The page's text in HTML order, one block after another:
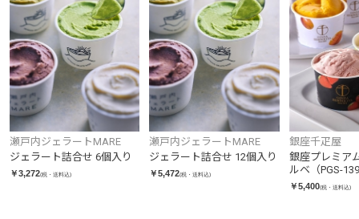
瀬戸内ジェラートMARE
ジェラート詰合せ 6個入り
￥3,272(税・送料込)
瀬戸内ジェラートMARE
ジェラート詰合せ 12個入り
￥5,472(税・送料込)
銀座千疋屋
銀座プレミア
ルベ（PGS-
￥5,400(税・送料込)